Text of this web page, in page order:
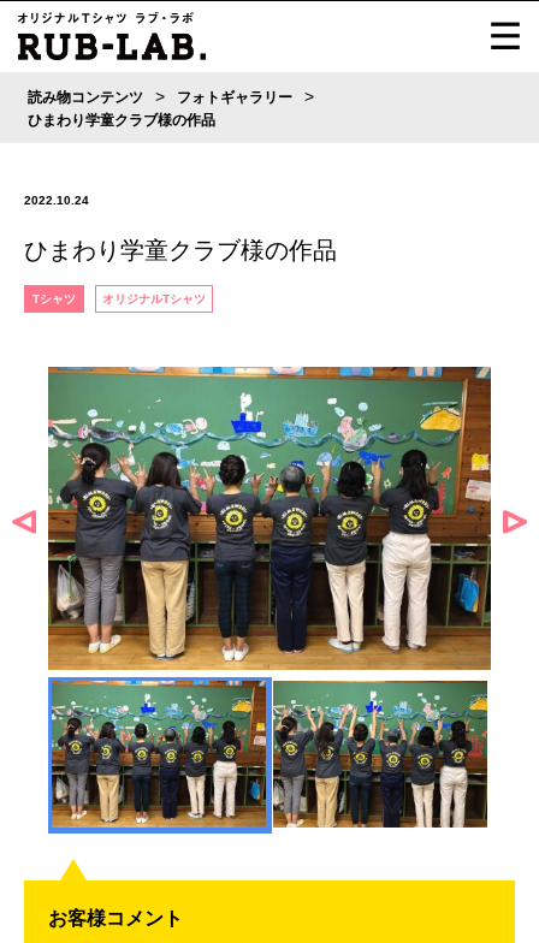
読み物コンテンツ > フォトギャラリー >
ひまわり学童クラブ様の作品
2022.10.24
ひまわり学童クラブ様の作品
Tシャツ オリジナルTシャツ
お客様コメント